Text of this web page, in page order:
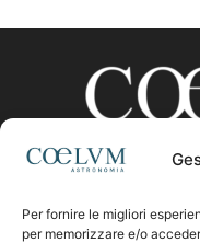
Per fornire le migliori
per memorizzare e/o